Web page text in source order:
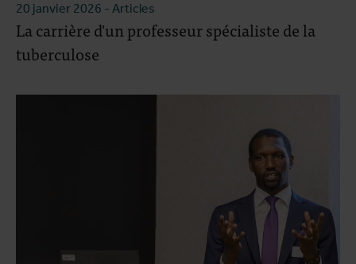
20 janvier 2026 - Articles
La carrière d'un professeur spécialiste de la
tuberculose